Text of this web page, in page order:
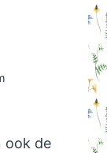
ook de